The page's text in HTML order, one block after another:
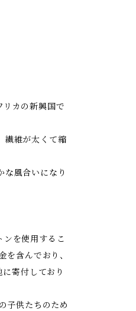
リカの新興国で
繊維が太くて縮
な風合いになり
ンを使用するこ
を含んでおり、
寄付しており
子供たちのため